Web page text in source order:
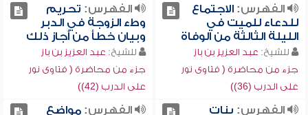
الفهرس:الاجتماع
للدعاء للميت في
الليلة الثالثة من الوفاة
للشيخ: عبد العزيز بن باز
جزء من محاضرة ( فتاوى نور
على الدرب (36))
الفهرس: تحريم
وطء الزوجة في الدبر
وبيان خطأ من أجاز ذلك
للشيخ: عبد العزيز بن باز
جزء من محاضرة ( فتاوى نور
على الدرب (42))
الفهرس: بنات الفهرس:مواضع